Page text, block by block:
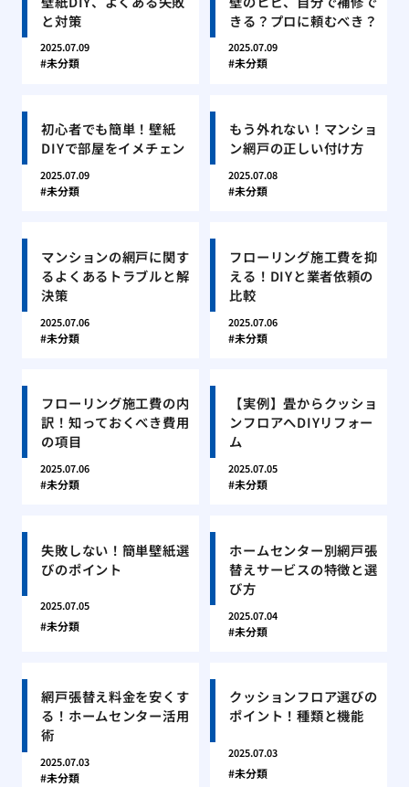
と対策
2025.07.09
未分類
きる？プロに頼むべき？
2025.07.09
未分類
初心者でも簡単！壁紙
DIYで部屋をイメチェン
2025.07.09
未分類
もう外れない！マンショ
ン網戸の正しい付け方
2025.07.08
未分類
マンションの網戸に関す
るよくあるトラブルと解
決策
2025.07.06
未分類
フローリング施工費を抑
える！DIYと業者依頼の
比較
2025.07.06
未分類
フローリング施工費の内
訳！知っておくべき費用
の項目
2025.07.06
未分類
【実例】畳からクッショ
ンフロアへDIYリフォー
ム
2025.07.05
未分類
失敗しない！簡単壁紙選
びのポイント
2025.07.05
未分類
ホームセンター別網戸張
替えサービスの特徴と選
び方
2025.07.04
未分類
網戸張替え料金を安くす
る！ホームセンター活用
術
2025.07.03
未分類
クッションフロア選びの
ポイント！種類と機能
2025.07.03
未分類